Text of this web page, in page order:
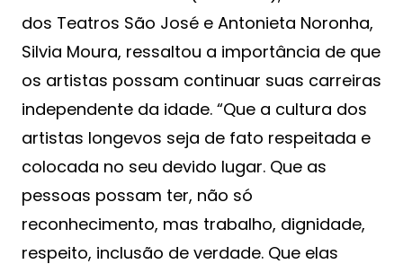
dos Teatros São José e Antonieta Noronha,
Silvia Moura, ressaltou a importância de que
os artistas possam continuar suas carreiras
independente da idade. “Que a cultura dos
artistas longevos seja de fato respeitada e
colocada no seu devido lugar. Que as
pessoas possam ter, não só
reconhecimento, mas trabalho, dignidade,
respeito, inclusão de verdade. Que elas